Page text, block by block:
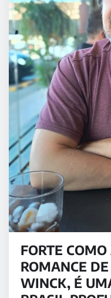
FORTE
ROMANCE
WINCK, É